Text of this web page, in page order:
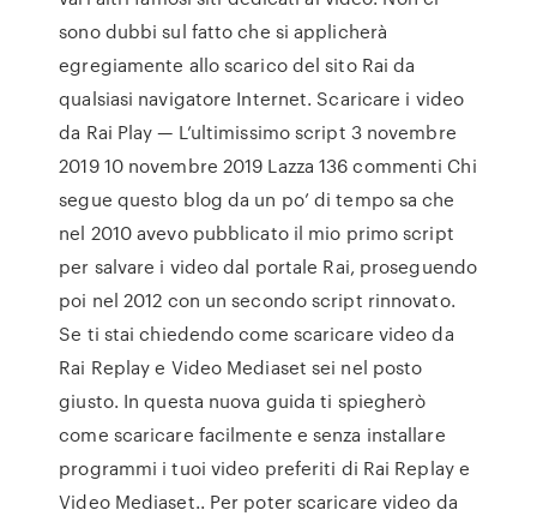
sono dubbi sul fatto che si applicherà
egregiamente allo scarico del sito Rai da
qualsiasi navigatore Internet. Scaricare i video
da Rai Play — L’ultimissimo script 3 novembre
2019 10 novembre 2019 Lazza 136 commenti Chi
segue questo blog da un po’ di tempo sa che
nel 2010 avevo pubblicato il mio primo script
per salvare i video dal portale Rai, proseguendo
poi nel 2012 con un secondo script rinnovato.
Se ti stai chiedendo come scaricare video da
Rai Replay e Video Mediaset sei nel posto
giusto. In questa nuova guida ti spiegherò
come scaricare facilmente e senza installare
programmi i tuoi video preferiti di Rai Replay e
Video Mediaset.. Per poter scaricare video da